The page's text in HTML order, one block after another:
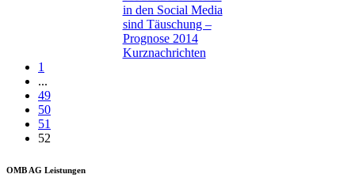
in den Social Media
sind Täuschung –
Prognose 2014
Kurznachrichten
1
...
49
50
51
52
OMB AG Leistungen